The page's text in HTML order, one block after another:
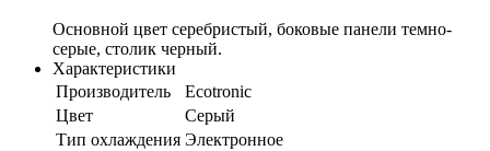
Основной цвет серебристый, боковые панели темно-
серые, столик черный.
Характеристики
Производитель
Ecotronic
Цвет
Серый
Тип охлаждения Электронное